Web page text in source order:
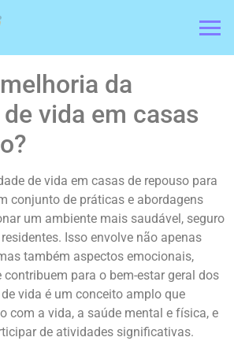
da
vida em casas
de vida em casas de repouso para
conjunto de práticas e abordagens
um ambiente mais saudável, seguro
Isso envolve não apenas
também aspectos emocionais,
para o bem-estar geral dos
vida é um conceito amplo que
com a vida, a saúde mental e física, e
de atividades significativas.